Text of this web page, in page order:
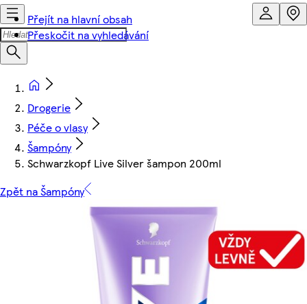
Přejít na hlavní obsah
Přeskočit na vyhledávání
Drogerie
Péče o vlasy
Šampóny
Schwarzkopf Live Silver šampon 200ml
Zpět na Šampóny